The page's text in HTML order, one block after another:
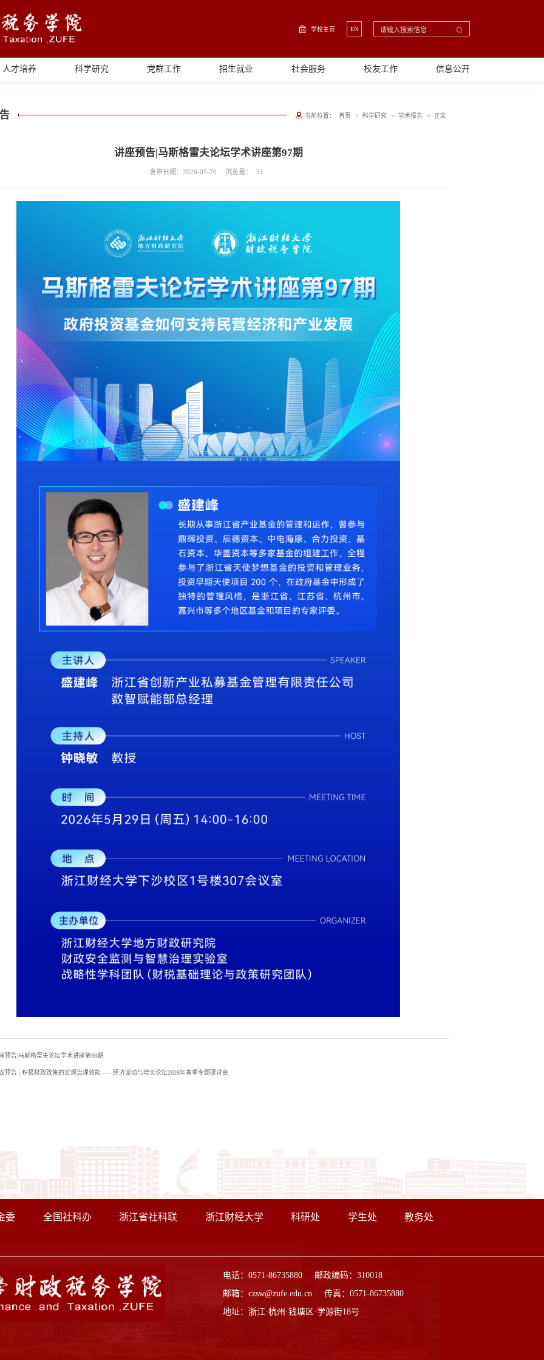
学校主页 EN
人才培养 科学研究 党群工作 招生就业 社会服务 校友工作 信息公开
当前位置： 首页 > 科学研究 > 学术报告 > 正文
讲座预告|马斯格雷夫论坛学术讲座第97期
发布日期：2026-05-26 浏览量： 51
预告|马斯格雷夫论坛学术讲座第98期
预告 | 积极财政政策的宏观治理效能——经济波动与增长论坛2026年春季专题研讨会
委 全国社科办 浙江省社科联 浙江财经大学 科研处 学生处
教务处
电话：0571-86735880 邮政编码：310018
邮箱：czsw@zufe.edu.cn 传真：0571-86735880
地址：浙江·杭州·钱塘区·学源街18号